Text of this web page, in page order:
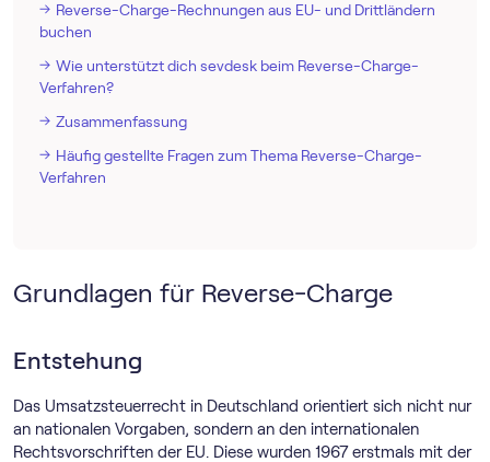
Reverse-Charge-Rechnungen aus EU- und Drittländern
buchen
Wie unterstützt dich sevdesk beim Reverse-Charge-
Verfahren?
Zusammenfassung
Häufig gestellte Fragen zum Thema Reverse-Charge-
Verfahren
Grundlagen für Reverse-Charge
Entstehung
Das Umsatzsteuerrecht in Deutschland orientiert sich nicht nur
an nationalen Vorgaben, sondern an den internationalen
Rechtsvorschriften der EU. Diese wurden 1967 erstmals mit der